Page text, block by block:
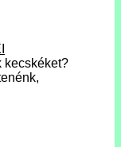
kecskéket?